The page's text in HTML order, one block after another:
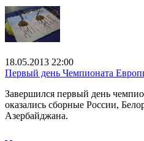
18.05.2013 22:00
Первый день Чемпионата
Завершился первый день
оказались сборные России,
Азербайджана.